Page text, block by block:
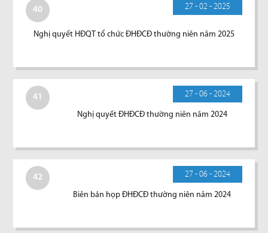
40 27 - 02 - 2025
Nghị quyết HĐQT tổ chức ĐHĐCĐ thường niên năm 2025
41 27 - 06 - 2024
Nghị quyết ĐHĐCĐ thường niên năm 2024
42 27 - 06 - 2024
Biên bản họp ĐHĐCĐ thường niên năm 2024